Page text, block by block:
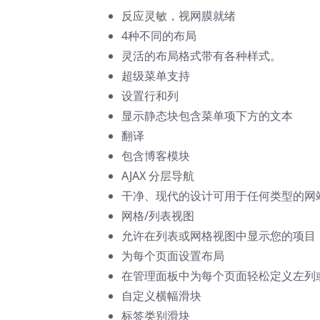
反应灵敏，视网膜就绪
4种不同的布局
灵活的布局格式带有各种样式。
超级菜单支持
设置行和列
显示静态块包含菜单项下方的文本
翻译
包含博客模块
AJAX 分层导航
干净、现代的设计可用于任何类型的网
网格/列表视图
允许在列表或网格视图中显示您的项目
为每个页面设置布局
在管理面板中为每个页面轻松定义左列
自定义横幅滑块
标签类别滑块